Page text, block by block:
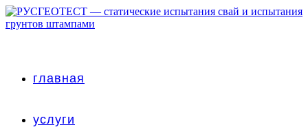
Перейти
к
главная
услуги